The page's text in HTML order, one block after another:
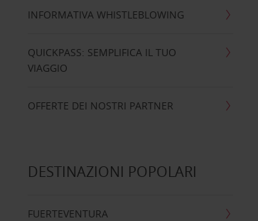
INFORMATIVA WHISTLEBLOWING
QUICKPASS: SEMPLIFICA IL TUO
VIAGGIO
OFFERTE DEI NOSTRI PARTNER
DESTINAZIONI POPOLARI
FUERTEVENTURA